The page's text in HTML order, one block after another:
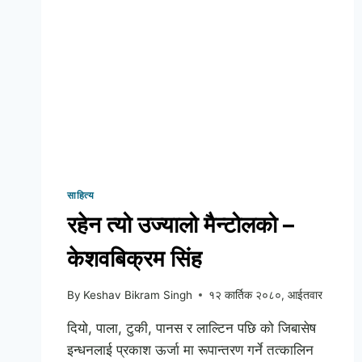
साहित्य
रहेन त्यो उज्यालो मैन्टोलको –
केशवबिक्रम सिंह
By Keshav Bikram Singh १२ कार्तिक २०८०, आईतवार
दियो, पाला, टुकी, पानस र लाल्टिन पछि को जिबासेष
इन्धनलाई प्रकाश ऊर्जा मा रूपान्तरण गर्ने तत्कालिन